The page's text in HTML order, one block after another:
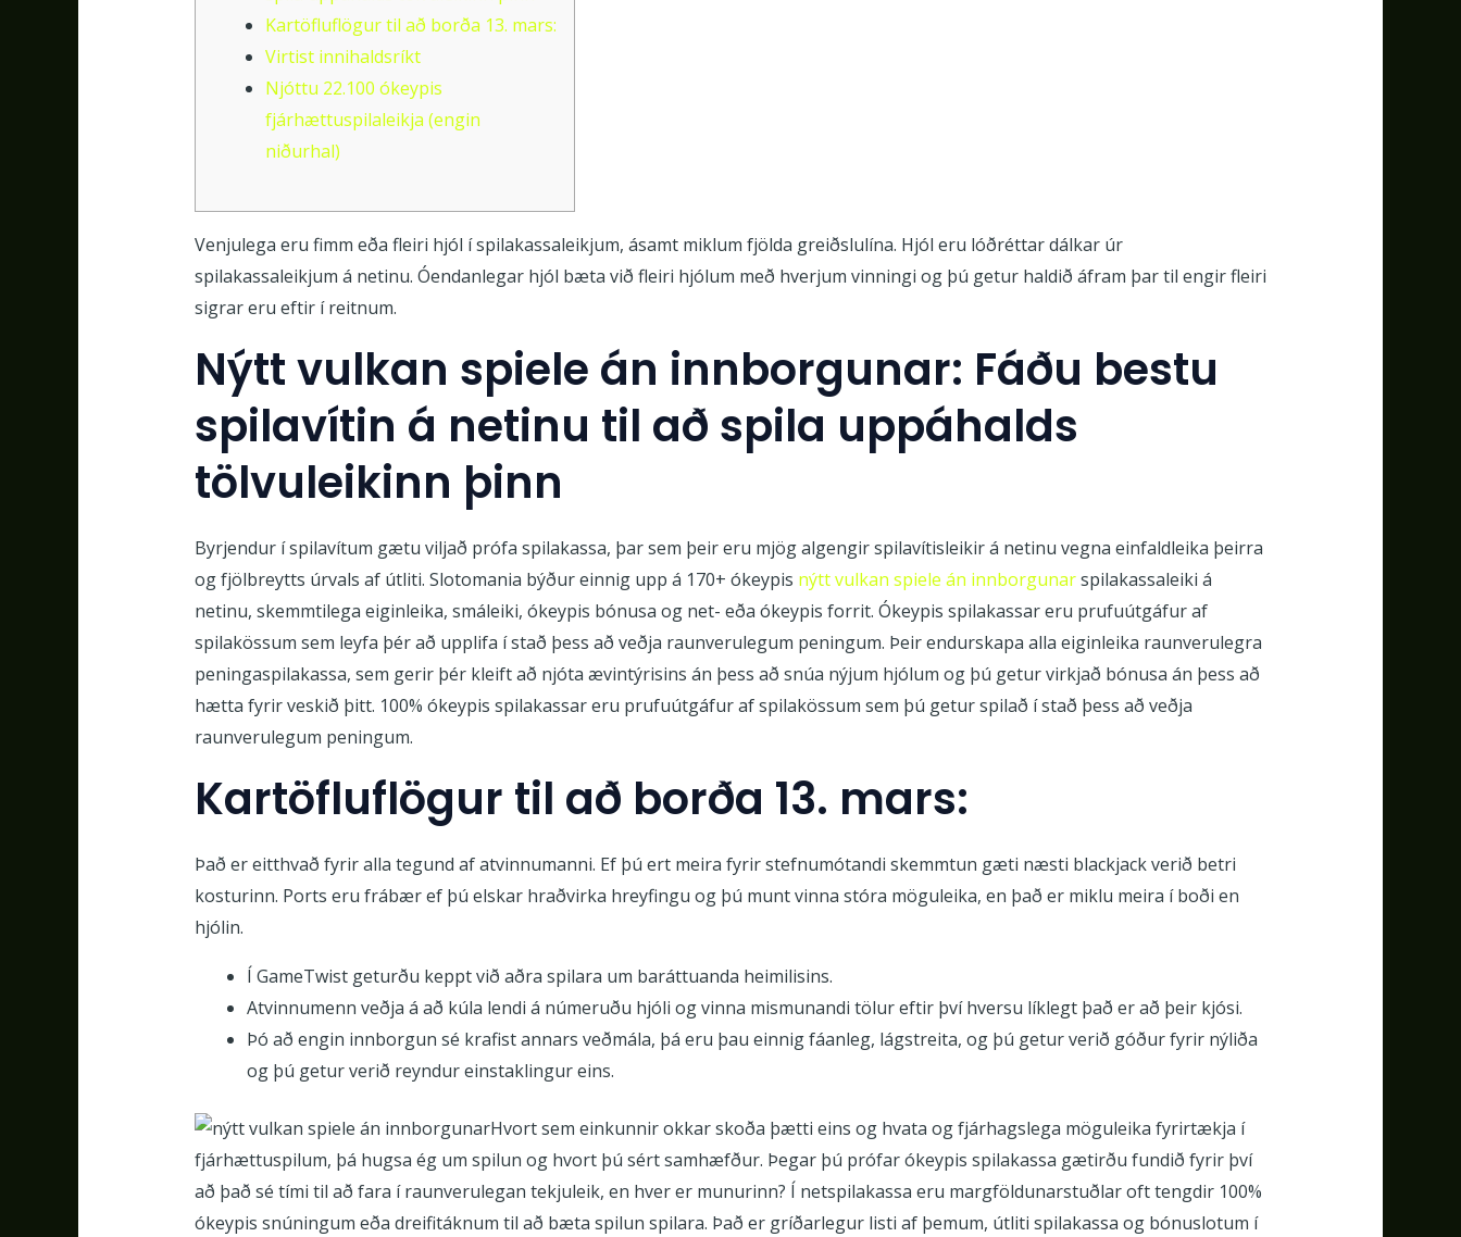
Kartöfluflögur til að borða 13. mars:
Virtist innihaldsríkt
Njóttu 22.100 ókeypis
fjárhættuspilaleikja (engin
niðurhal)
Venjulega eru fimm eða fleiri hjól í spilakassaleikjum, ásamt miklum fjölda greiðslulína. Hjól eru lóðréttar dálkar úr
spilakassaleikjum á netinu. Óendanlegar hjól bæta við fleiri hjólum með hverjum vinningi og þú getur haldið áfram þar til engir fleiri
sigrar eru eftir í reitnum.
Nýtt vulkan spiele án innborgunar: Fáðu bestu
spilavítin á netinu til að spila uppáhalds
tölvuleikinn þinn
Byrjendur í spilavítum gætu viljað prófa spilakassa, þar sem þeir eru mjög algengir spilavítisleikir á netinu vegna einfaldleika þeirra
og fjölbreytts úrvals af útliti. Slotomania býður einnig upp á 170+ ókeypis nýtt vulkan spiele án innborgunarspilakassaleiki á
netinu, skemmtilega eiginleika, smáleiki, ókeypis bónusa og net- eða ókeypis forrit. Ókeypis spilakassar eru prufuútgáfur af
spilakössum sem leyfa þér að upplifa í stað þess að veðja raunverulegum peningum. Þeir endurskapa alla eiginleika raunverulegra
peningaspilakassa, sem gerir þér kleift að njóta ævintýrisins án þess að snúa nýjum hjólum og þú getur virkjað bónusa án þess að
hætta fyrir veskið þitt. 100% ókeypis spilakassar eru prufuútgáfur af spilakössum sem þú getur spilað í stað þess að veðja
raunverulegum peningum.
Kartöfluflögur til að borða 13. mars:
Það er eitthvað fyrir alla tegund af atvinnumanni. Ef þú ert meira fyrir stefnumótandi skemmtun gæti næsti blackjack verið betri
kosturinn. Ports eru frábær ef þú elskar hraðvirka hreyfingu og þú munt vinna stóra möguleika, en það er miklu meira í boði en
hjólin.
Í GameTwist geturðu keppt við aðra spilara um baráttuanda heimilisins.
Atvinnumenn veðja á að kúla lendi á númeruðu hjóli og vinna mismunandi tölur eftir því hversu líklegt það er að þeir kjósi.
Þó að engin innborgun sé krafist annars veðmála, þá eru þau einnig fáanleg, lágstreita, og þú getur verið góður fyrir nýliða
og þú getur verið reyndur einstaklingur eins.
Hvort sem einkunnir okkar skoða þætti eins og hvata og fjárhagslega möguleika fyrirtækja í
fjárhættuspilum, þá hugsa ég um spilun og hvort þú sért samhæfður. Þegar þú prófar ókeypis spilakassa gætirðu fundið fyrir því
að það sé tími til að fara í raunverulegan tekjuleik, en hver er munurinn? Í netspilakassa eru margföldunarstuðlar oft tengdir 100%
ókeypis snúningum eða dreifitáknum til að bæta spilun spilara. Það er gríðarlegur listi af þemum, útliti spilakassa og bónuslotum í